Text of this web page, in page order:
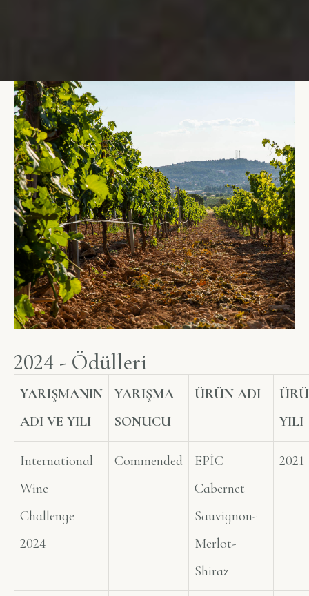
2024 - Ödülleri
YARIŞMANIN
ADI VE YILI
YARIŞMA
SONUCU
ÜRÜN ADI
YILI
International
Wine
Challenge
2024
Commended
EPİC
Cabernet
Sauvignon-
Merlot-
Shiraz
2021